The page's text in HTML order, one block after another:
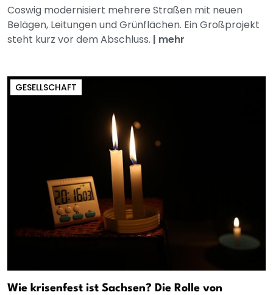
Coswig modernisiert mehrere Straßen mit neuen
Belägen, Leitungen und Grünflächen. Ein Großprojekt
steht kurz vor dem Abschluss. | mehr
GESELLSCHAFT
Wie krisenfest ist Sachsen? Die Rolle von